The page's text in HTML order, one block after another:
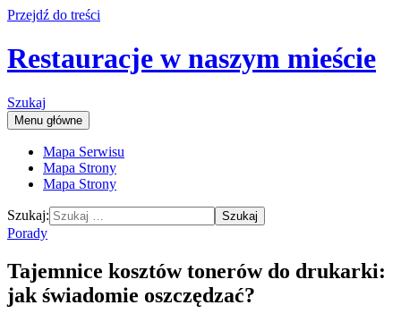
Przejdź do treści
Restauracje w naszym mieście
Szukaj
Menu główne
Mapa Serwisu
Mapa Strony
Mapa Strony
Szukaj:
Porady
Tajemnice kosztów tonerów do drukarki:
jak świadomie oszczędzać?